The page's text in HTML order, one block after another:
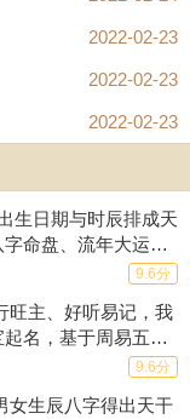
。
才成立的，一旦前提
木的象征固定，这是
风大浪，多大的水咱
2022-02-23
2022-02-23
2022-02-23
生日期与时辰排成天
命盘、流年大运、
等！
9.6分
旺主、好听易记，我
名，基于周易五格
生肖起名的原则起
9.6分
女生辰八字得出天干